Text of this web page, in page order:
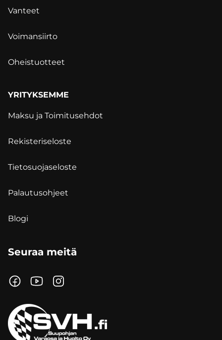
Vanteet
Voimansiirto
Oheistuotteet
YRITYKSEMME
Maksu ja Toimitusehdot
Rekisteriseloste
Tietosuojaseloste
Palautusohjeet
Blogi
Seuraa meitä